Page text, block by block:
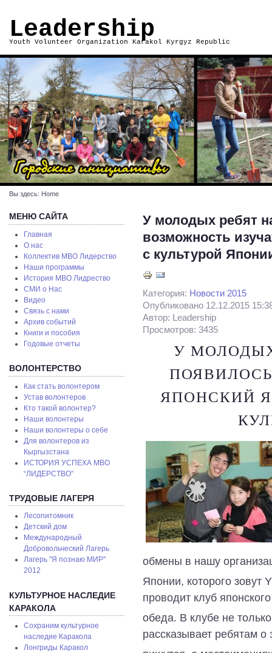
Leadership
Youth Volunteer Organization Karakol Kyrgyz Republic
Вы здесь: Home
МЕНЮ САЙТА
Главная
О нас
Коллектив МВО Лидерство
Наши программы
История МВО Лидрество
СМИ о Нас
Видео
Связь с нами
Архив событий
Книги и пособия
Годовые отчеты
ВОЛОНТЕРСТВО
Как стать волонтером
Устав волонтеров
Кто такой волонтер?
Наши волонтеры
Наши волонтеры о себе
Для волонтеров из
Кыргызстана
ИСТОРИЯ УСПЕХА МВО
“ЛИДЕРСТВО”
ТРУДОВЫЕ ЛАГЕРЯ
Лесопитомник
Детский дом
Международный
Добровольческий Лагерь
Лагерь "Я познаю МИР"
2012
КУЛЬТУРНОЕ НАСЛЕДИЕ
КАРАКОЛА
Сохраним культурное
наследие Каракола
Лонгриды Каракол
У молодых ребят
возможность
с культурой
Категория: Новости 2015
Опубликовано 12.12.2015
Автор: Leadership
Просмотров: 3435
У
ЯПОНСКИЙ
обмены в нашу
Японии, которого зовут
проводит клуб
обеда. В клубе не
рассказывает ребятам